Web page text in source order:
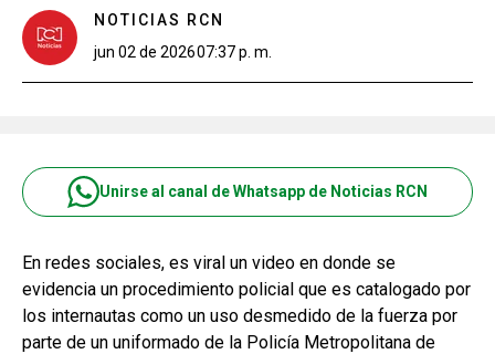
NOTICIAS RCN
jun 02 de 202607:37 p. m.
Unirse al canal de Whatsapp de Noticias RCN
En redes sociales, es viral un video en donde se
evidencia un procedimiento policial que es catalogado por
los internautas como un uso desmedido de la fuerza por
parte de un uniformado de la Policía Metropolitana de